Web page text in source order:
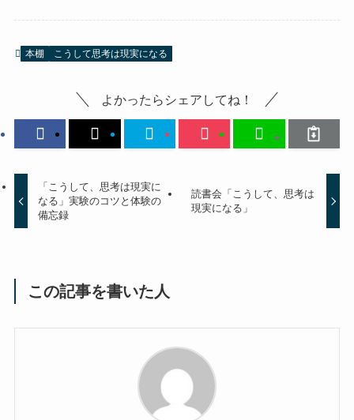
本棚 こうして思考は現実になる
よかったらシェアしてね！
「こうして、思考は現実に
なる」実験のコツと体験の
備忘録
読書会「こうして、思考は
現実になる」
この記事を書いた人